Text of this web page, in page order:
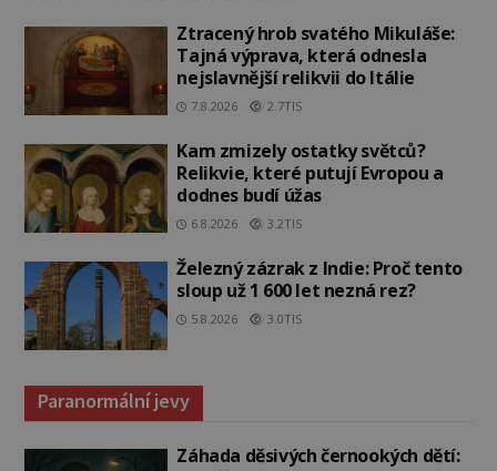
Ztracený hrob svatého Mikuláše:
Tajná výprava, která odnesla
nejslavnější relikvii do Itálie
7.8.2026 2.7TIS
Kam zmizely ostatky světců?
Relikvie, které putují Evropou a
dodnes budí úžas
6.8.2026 3.2TIS
Železný zázrak z Indie: Proč tento
sloup už 1 600 let nezná rez?
5.8.2026 3.0TIS
Paranormální jevy
Záhada děsivých černookých dětí: